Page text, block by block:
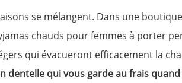
se mélangent. Dans une
chauds pour femmes à porter
qui évacueront efficacement la
dentelle qui vous garde au frais